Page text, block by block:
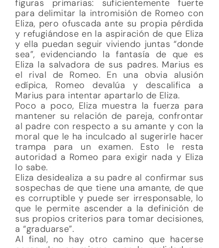
figuras primarias: suficientemente fuerte
para delimitar la intromisión de Romeo con
Eliza, pero ofuscada ante su propia pérdida
y refugiándose en la aspiración de que Eliza
y ella puedan seguir viviendo juntas “donde
sea”, evidenciando la fantasía de que es
Eliza la salvadora de sus padres. Marius es
el rival de Romeo. En una obvia alusión
edípica, Romeo devalúa y descalifica a
Marius para intentar apartarlo de Eliza.
Poco a poco, Eliza muestra la fuerza para
mantener su relación de pareja, confrontar
al padre con respecto a su amante y con la
moral que le ha inculcado al sugerirle hacer
trampa para un examen. Esto le resta
autoridad a Romeo para exigir nada y Eliza
lo sabe.
Eliza desidealiza a su padre al confirmar sus
sospechas de que tiene una amante, de que
es corruptible y puede ser irresponsable, lo
que le permite ascender a la definición de
sus propios criterios para tomar decisiones,
a “graduarse”.
Al final, no hay otro camino que hacerse